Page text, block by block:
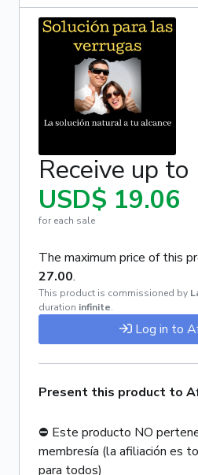
Receive up to
USD$ 19.06
for each sale
The maximum price of this
27.00.
This product is commissioned by
duration infinite.
Log in to
Present this product to
⛔ Este producto NO
membresía (la afiliación es
para todos)